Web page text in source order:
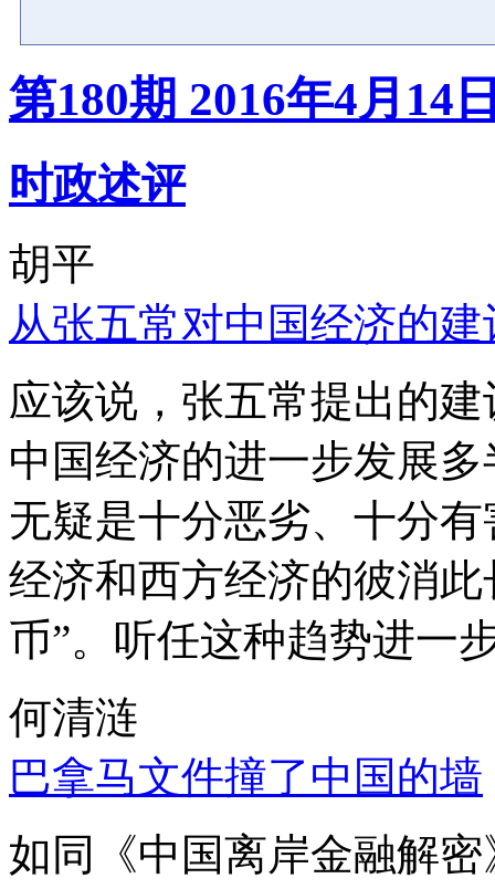
第180期 2016年4月14
时政述评
胡平
从张五常对中国经济的
应该说，张五常提出的
中国经济的进一步发展
无疑是十分恶劣、十分
经济和西方经济的彼消
币”。听任这种趋势进一
何清涟
巴拿马文件撞了中国的墙
如同《中国离岸金融解